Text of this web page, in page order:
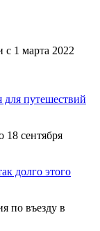
с 1 марта 2022
путешествий
сентября
долго этого
по въезду в